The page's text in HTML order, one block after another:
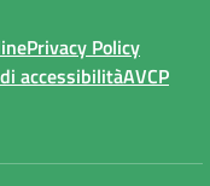
Privacy Policy
accessibilitàAVCP